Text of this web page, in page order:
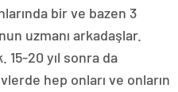
bir ve bazen 3
uzmanı arkadaşlar.
15-20 yıl sonra da
hep onları ve onların